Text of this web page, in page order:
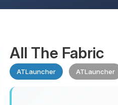
All The Fabric
ATLauncher ATLauncher